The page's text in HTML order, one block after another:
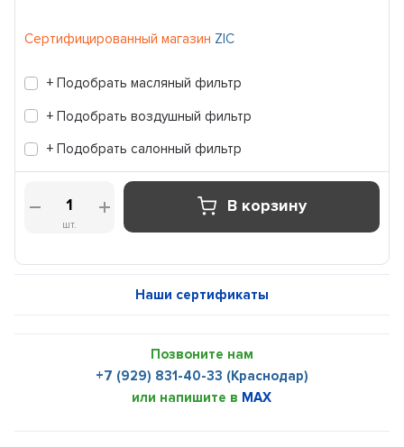
Сертифицированный магазин ZIC
+ Подобрать масляный фильтр
+ Подобрать воздушный фильтр
+ Подобрать салонный фильтр
шт.
В корзину
Наши сертификаты
Позвоните нам
+7 (929) 831-40-33 (Краснодар)
или напишите в MAX